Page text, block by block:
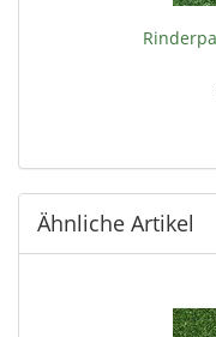
Ähnliche Artikel